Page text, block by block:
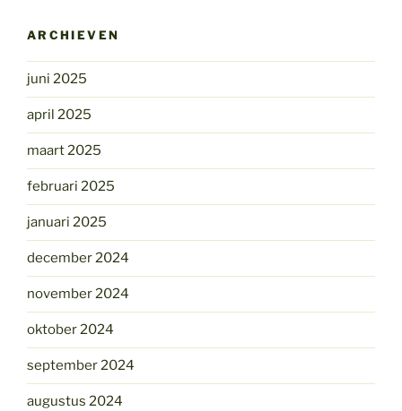
ARCHIEVEN
juni 2025
april 2025
maart 2025
februari 2025
januari 2025
december 2024
november 2024
oktober 2024
september 2024
augustus 2024